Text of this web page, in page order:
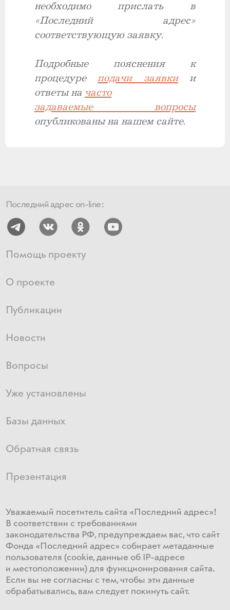
необходимо прислать в
«Последний адрес»
соответствующую заявку.
Подробные пояснения к
процедуреподачи заявкии
ответы на часто
задаваемые вопросы
опубликованы на нашем сайте.
Последний адрес on-line:
Помощь проекту
О проекте
Публикации
Новости
Вопросы
Уже установлены
Базы данных
Обратная связь
Презентация
Уважаемый посетитель сайта «Последний адрес»!
В соответствии с требованиями
законодательства РФ, предупреждаем вас, что сайт
Фонда «Последний адрес» собирает метаданные
пользователя (cookie, данные об IP-адресе
и местоположении) для функционирования сайта​.
Если ​вы не согласны с тем, чтобы эти данные
обрабатывались, ​вам ​следует покинуть сайт.